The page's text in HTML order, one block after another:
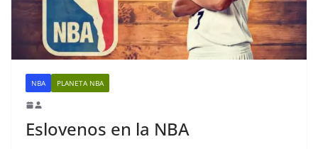
NBA PLANETA NBA
Eslovenos en la NBA